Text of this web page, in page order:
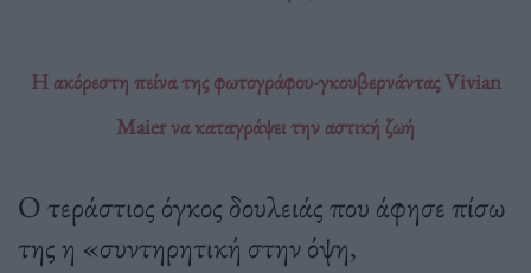
Η ακόρεστη πείνα της φωτογράφου-γκουβερνάντας Vivian
Maier να καταγράψει την αστική ζωή
Ο τεράστιος όγκος δουλειάς που άφησε πίσω
της η «συντηρητική στην όψη,